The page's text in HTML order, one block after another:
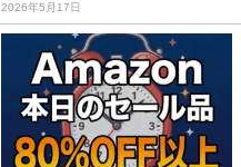
2026年5月17日